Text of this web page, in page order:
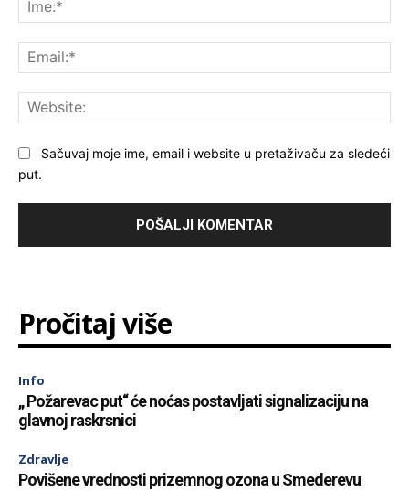
Sačuvaj moje ime, email i website u pretaživaču za sledeći
put.
Pročitaj više
Info
„ Požarevac put“ će noćas postavljati signalizaciju na
glavnoj raskrsnici
Zdravlje
Povišene vrednosti prizemnog ozona u Smederevu